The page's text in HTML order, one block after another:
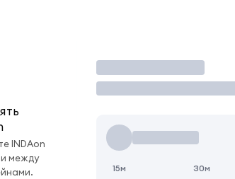
INDAon
и между
Торговать
15м 30м